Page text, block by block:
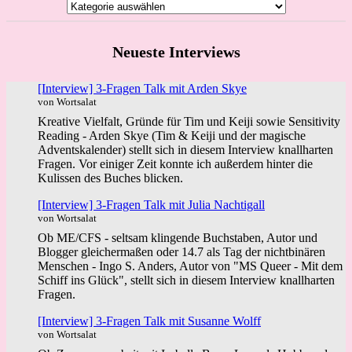
Neueste Interviews
[Interview] 3-Fragen Talk mit Arden Skye
von Wortsalat
Kreative Vielfalt, Gründe für Tim und Keiji sowie Sensitivity
Reading - Arden Skye (Tim & Keiji und der magische
Adventskalender) stellt sich in diesem Interview knallharten
Fragen. Vor einiger Zeit konnte ich außerdem hinter die
Kulissen des Buches blicken.
[Interview] 3-Fragen Talk mit Julia Nachtigall
von Wortsalat
Ob ME/CFS - seltsam klingende Buchstaben, Autor und
Blogger gleichermaßen oder 14.7 als Tag der nichtbinären
Menschen - Ingo S. Anders, Autor von "MS Queer - Mit dem
Schiff ins Glück", stellt sich in diesem Interview knallharten
Fragen.
[Interview] 3-Fragen Talk mit Susanne Wolff
von Wortsalat